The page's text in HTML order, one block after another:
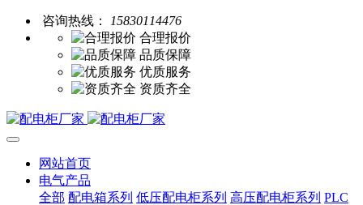
咨询热线：
15830114476
合理报价
品质保障
优质服务
资质齐全
网站首页
电气产品
全部 配电箱系列 低压配电柜系列 高压配电柜系列 PLC